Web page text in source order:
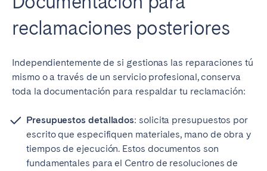
reclamaciones posteriores
Independientemente de si gestionas las reparaciones tú
mismo o a través de un servicio profesional, conserva
toda la documentación para respaldar tu reclamación:
Presupuestos detallados: solicita presupuestos por
escrito que especifiquen materiales, mano de obra y
tiempos de ejecución. Estos documentos son
fundamentales para el Centro de resoluciones de